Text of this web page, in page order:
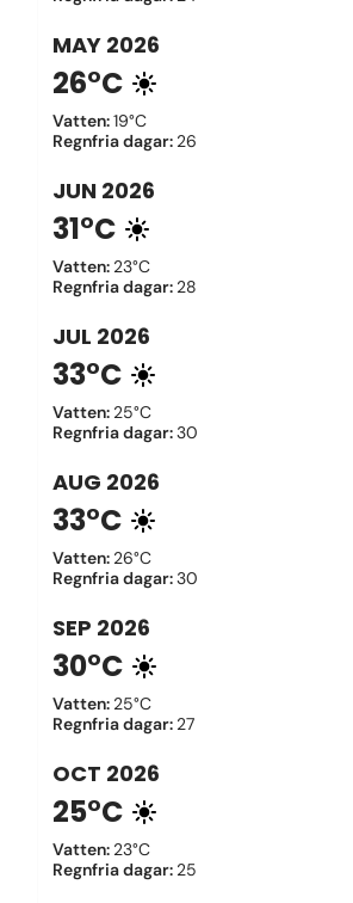
MAY 2026
26°C
Vatten:19°C
Regnfria dagar: 26
JUN 2026
31°C
Vatten: 23°C
Regnfria dagar: 28
JUL 2026
33°C
Vatten: 25°C
Regnfria dagar:30
AUG 2026
33°C
Vatten: 26°C
Regnfria dagar:30
SEP 2026
30°C
Vatten: 25°C
Regnfria dagar: 27
OCT 2026
25°C
Vatten: 23°C
Regnfria dagar: 25